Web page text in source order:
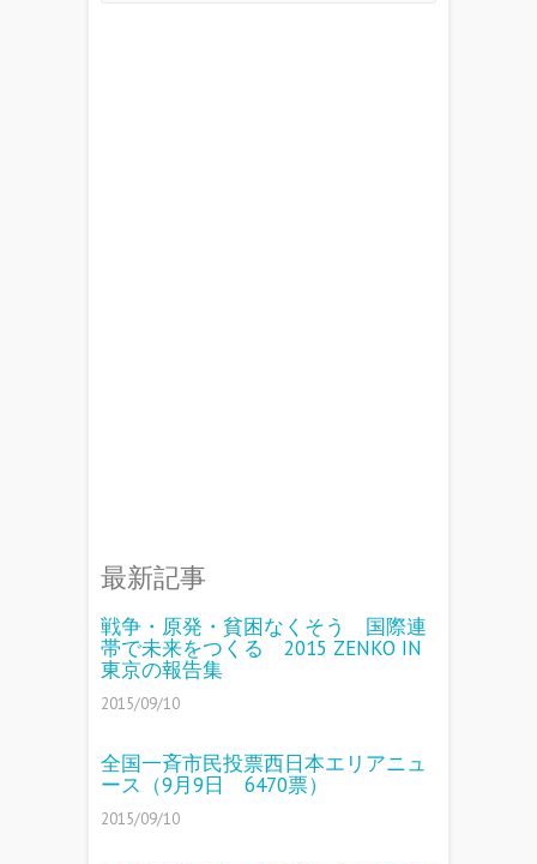
最新記事
戦争・原発・貧困なくそう 国際連
帯で未来をつくる 2015 ZENKO IN
東京の報告集
2015/09/10
全国一斉市民投票西日本エリアニュ
ース（9月9日 6470票）
2015/09/10